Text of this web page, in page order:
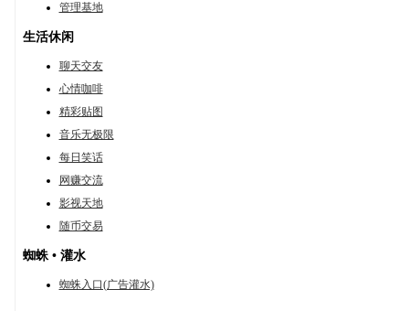
管理基地
生活休闲
聊天交友
心情咖啡
精彩贴图
音乐无极限
每日笑话
网赚交流
影视天地
随币交易
蜘蛛 • 灌水
蜘蛛入口(广告灌水)